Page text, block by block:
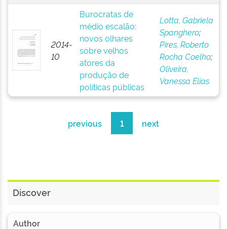
2014-
10
Burocratas de
médio escalão:
novos olhares
sobre velhos
atores da
produção de
políticas públicas
Lotta, Gabriela
Spanghero;
Pires, Roberto
Rocha Coelho;
Oliveira,
Vanessa Elias
previous 1 next
Discover
Author